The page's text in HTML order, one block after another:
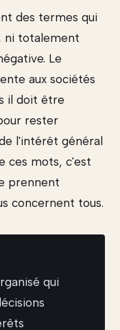
des termes qui
ni totalement
Le
aux sociétés
il doit être
rester
l'intérêt général
ces mots, c'est
prennent
concernent tous.
qui